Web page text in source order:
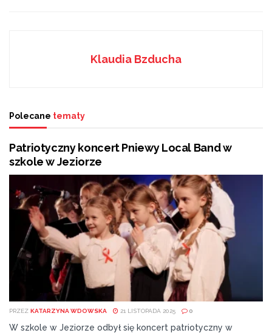
Klaudia Bzducha
Polecane tematy
Patriotyczny koncert Pniewy Local Band w
szkole w Jeziorze
PRZEZ KATARZYNA WDOWSKA 21 LISTOPADA 2025 0
W szkole w Jeziorze odbył się koncert patriotyczny w